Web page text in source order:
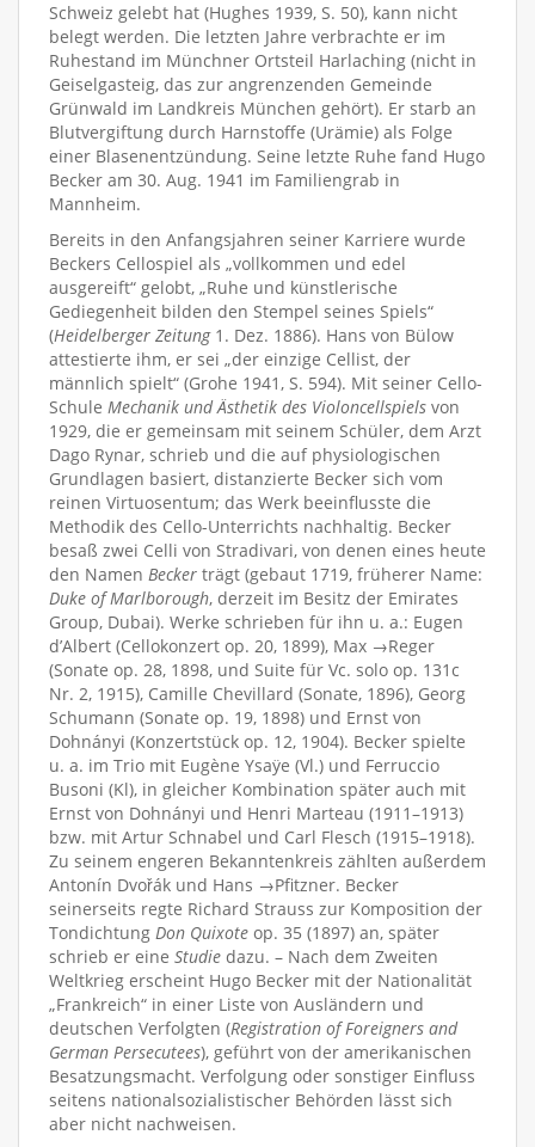
Schweiz gelebt hat (Hughes 1939, S. 50), kann nicht
belegt werden. Die letzten Jahre verbrachte er im
Ruhestand im Münchner Ortsteil Harlaching (nicht in
Geiselgasteig, das zur angrenzenden Gemeinde
Grünwald im Landkreis München gehört). Er starb an
Blutvergiftung durch Harnstoffe (Urämie) als Folge
einer Blasenentzündung. Seine letzte Ruhe fand Hugo
Becker am 30. Aug. 1941 im Familiengrab in
Mannheim.
Bereits in den Anfangsjahren seiner Karriere wurde
Beckers Cellospiel als „vollkommen und edel
ausgereift“ gelobt, „Ruhe und künstlerische
Gediegenheit bilden den Stempel seines Spiels“
(Heidelberger Zeitung1. Dez. 1886). Hans von Bülow
attestierte ihm, er sei „der einzige Cellist, der
männlich spielt“ (Grohe 1941, S. 594). Mit seiner Cello-
Schule Mechanik und Ästhetik des Violoncellspiels von
1929, die er gemeinsam mit seinem Schüler, dem Arzt
Dago Rynar, schrieb und die auf physiologischen
Grundlagen basiert, distanzierte Becker sich vom
reinen Virtuosentum; das Werk beeinflusste die
Methodik des Cello-Unterrichts nachhaltig. Becker
besaß zwei Celli von Stradivari, von denen eines heute
den Namen Becker trägt (gebaut 1719, früherer Name:
Duke of Marlborough, derzeit im Besitz der Emirates
Group, Dubai). Werke schrieben für ihn u. a.: Eugen
d’Albert (Cellokonzert op. 20, 1899), Max →Reger
(Sonate op. 28, 1898, und Suite für Vc. solo op. 131c
Nr. 2, 1915), Camille Chevillard (Sonate, 1896), Georg
Schumann (Sonate op. 19, 1898) und Ernst von
Dohnányi (Konzertstück op. 12, 1904). Becker spielte
u. a. im Trio mit Eugène Ysaÿe (Vl.) und Ferruccio
Busoni (Kl), in gleicher Kombination später auch mit
Ernst von Dohnányi und Henri Marteau (1911–1913)
bzw. mit Artur Schnabel und Carl Flesch (1915–1918).
Zu seinem engeren Bekanntenkreis zählten außerdem
Antonín Dvořák und Hans →Pfitzner. Becker
seinerseits regte Richard Strauss zur Komposition der
Tondichtung Don Quixote op. 35 (1897) an, später
schrieb er eine Studie dazu. – Nach dem Zweiten
Weltkrieg erscheint Hugo Becker mit der Nationalität
„Frankreich“ in einer Liste von Ausländern und
deutschen Verfolgten (Registration of Foreigners and
German Persecutees), geführt von der amerikanischen
Besatzungsmacht. Verfolgung oder sonstiger Einfluss
seitens nationalsozialistischer Behörden lässt sich
aber nicht nachweisen.